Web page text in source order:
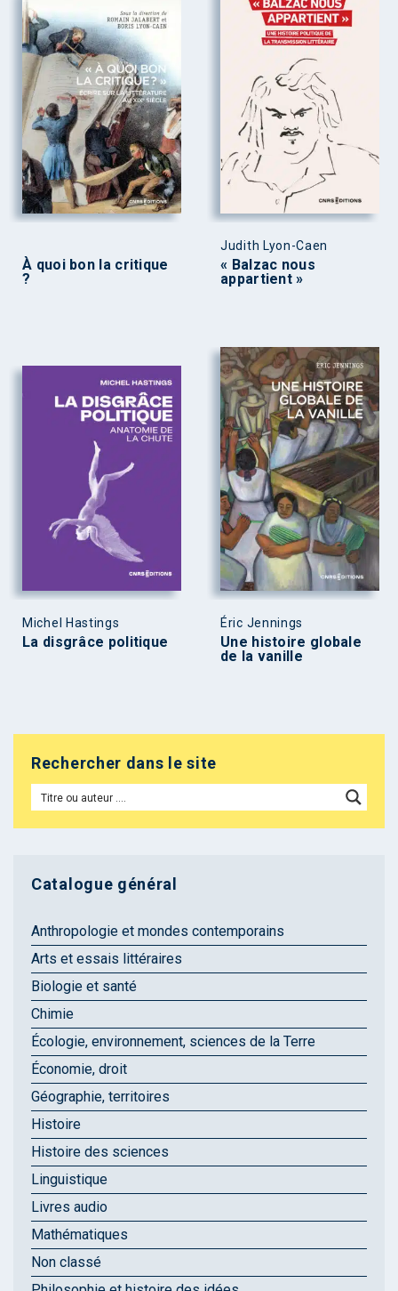
À quoi bon la critique
?
Judith Lyon-Caen
« Balzac nous
appartient »
Michel Hastings
La disgrâce politique
Éric Jennings
Une histoire globale
de la vanille
Rechercher dans le site
Catalogue général
Anthropologie et mondes contemporains
Arts et essais littéraires
Biologie et santé
Chimie
Écologie, environnement, sciences de la Terre
Économie, droit
Géographie, territoires
Histoire
Histoire des sciences
Linguistique
Livres audio
Mathématiques
Non classé